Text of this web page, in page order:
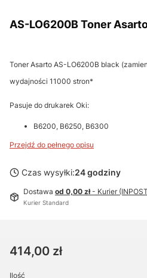
AS-LO6200B Toner
Toner Asarto AS-LO6200B black
wydajności 11000 stron*
Pasuje do drukarek Oki:
B6200, B6250, B6300
Przejdź do pełnego opisu
Czas wysyłki:24 godziny
Dostawa od 0,00 zł- Kurier
Kurier Standard
Cena
414,00 zł
Ilość